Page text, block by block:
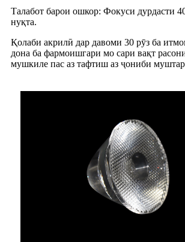
Талабот барои ошкор: Фокуси дурдасти
нуқта.
Қолаби акрилӣ дар давоми 30 рӯз ба
дона ба фармоишгари мо сари вақт
мушкиле пас аз тафтиш аз ҷониби